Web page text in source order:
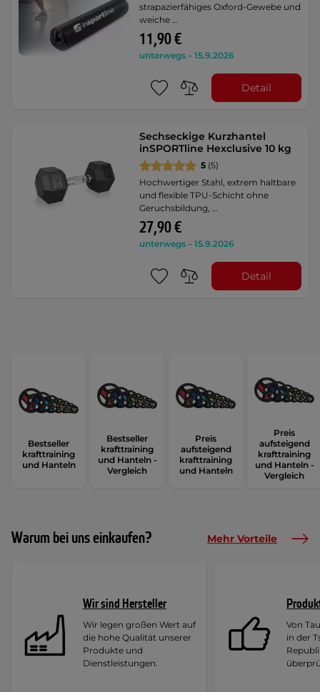
strapazierfähiges Oxford-Gewebe und
weiche …
11,90 €
unterwegs – 15.9.2026
Detail
Sechseckige Kurzhantel
inSPORTline Hexclusive 10 kg
5 (5)
Hochwertiger Stahl, extrem haltbare
und flexible TPU-Schicht ohne
Geruchsbildung, …
27,90 €
unterwegs – 15.9.2026
Detail
Bestseller
krafttraining
und Hanteln
Bestseller
krafttraining
und Hanteln -
Vergleich
Preis
aufsteigend
krafttraining
und Hanteln
Preis
aufsteigend
krafttraining
und Hanteln -
Vergleich
Warum bei uns einkaufen? Mehr Vorteile
Wir sind Hersteller
Wir legen großen Wert auf
die hohe Qualität unserer
Produkte und
Dienstleistungen.
Von
in der